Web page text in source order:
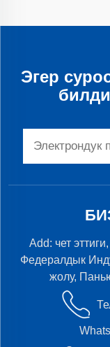
Эгер
Add: чет
Федералдык
жолу,